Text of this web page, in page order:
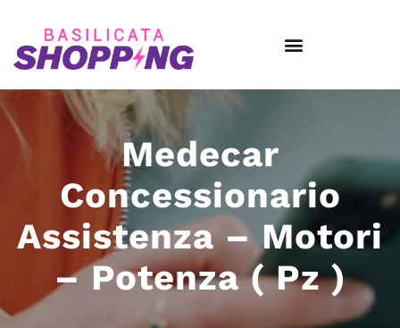
Medecar
Concessionario
Assistenza – Motori
– Potenza ( Pz )